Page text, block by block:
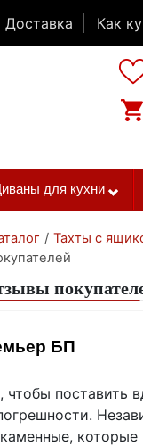
Доставка Как
для кухни
/ Тахты с
БП
чтобы поставить